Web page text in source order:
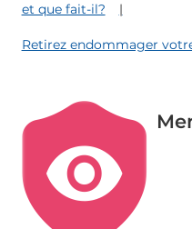
et que fait-il?
Retirez endommager